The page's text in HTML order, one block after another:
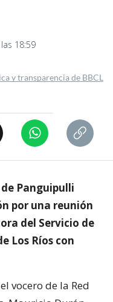
18:59
y transparencia de BBCL
Panguipulli
por una reunión
del Servicio de
Los Ríos con
vocero de la Red